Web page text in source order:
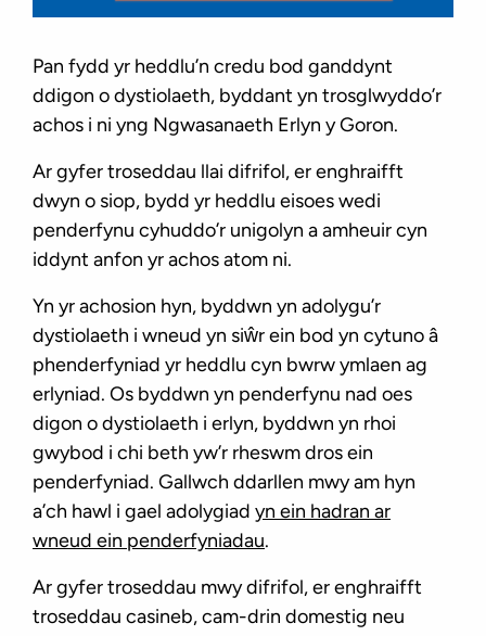
Pan fydd yr heddlu’n credu bod ganddynt
ddigon o dystiolaeth, byddant yn trosglwyddo’r
achos i ni yng Ngwasanaeth Erlyn y Goron.
Ar gyfer troseddau llai difrifol, er enghraifft
dwyn o siop, bydd yr heddlu eisoes wedi
penderfynu cyhuddo’r unigolyn a amheuir cyn
iddynt anfon yr achos atom ni.
Yn yr achosion hyn, byddwn yn adolygu’r
dystiolaeth i wneud yn siŵr ein bod yn cytuno â
phenderfyniad yr heddlu cyn bwrw ymlaen ag
erlyniad. Os byddwn yn penderfynu nad oes
digon o dystiolaeth i erlyn, byddwn yn rhoi
gwybod i chi beth yw’r rheswm dros ein
penderfyniad. Gallwch ddarllen mwy am hyn
a’ch hawl i gael adolygiad yn ein hadran ar
wneud ein penderfyniadau.
Ar gyfer troseddau mwy difrifol, er enghraifft
troseddau casineb, cam-drin domestig neu